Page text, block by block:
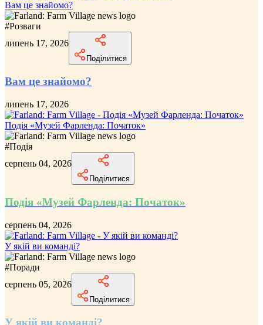
Вам це знайомо?
#Розваги
липень 17, 2026
Поділитися
Вам це знайомо?
липень 17, 2026
Подія «Музей Фарленда: Початок»
#Подія
серпень 04, 2026
Поділитися
Подія «Музей Фарленда: Початок»
серпень 04, 2026
У якій ви команді?
#Поради
серпень 05, 2026
Поділитися
У якій ви команді?